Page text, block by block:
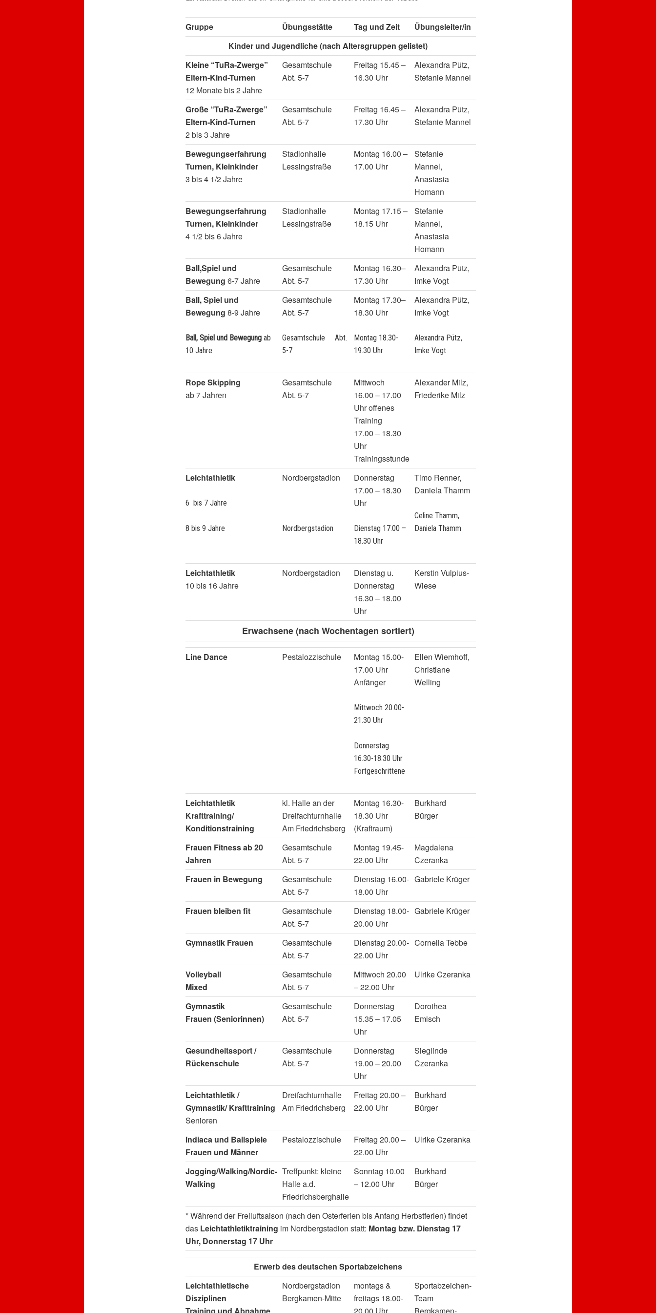
Gruppe Übungsstätte Tag und Zeit
Übungsleiter/in
Kinder und Jugendliche (nach Altersgruppen gelistet)
Kleine “TuRa-Zwerge”
Eltern-Kind-Turnen
12 Monate bis 2 Jahre
Gesamtschule
Abt. 5-7
Freitag 15.45 –
16.30 Uhr
Alexandra Pütz,
Stefanie Mannel
Große “TuRa-Zwerge”
Eltern-Kind-Turnen
2 bis 3 Jahre
Gesamtschule
Abt. 5-7
Freitag 16.45 –
17.30 Uhr
Alexandra Pütz,
Stefanie Mannel
Bewegungserfahrung
Turnen, Kleinkinder
3 bis 4 1/2 Jahre
Stadionhalle
Lessingstraße
Montag 16.00 –
17.00 Uhr
Stefanie
Mannel,
Anastasia
Homann
Bewegungserfahrung
Turnen, Kleinkinder
4 1/2 bis 6 Jahre
Stadionhalle
Lessingstraße
Montag 17.15 –
18.15 Uhr
Stefanie
Mannel,
Anastasia
Homann
Ball,Spiel und
Bewegung 6-7 Jahre
Gesamtschule
Abt. 5-7
Montag 16.30–
17.30 Uhr
Alexandra Pütz,
Imke Vogt
Ball, Spiel und
Bewegung 8-9 Jahre
Ball, Spiel und Bewegungab
10 Jahre
Gesamtschule
Abt. 5-7
Gesamtschule Abt.
5-7
Montag 17.30–
18.30 Uhr
Montag 18.30-
19.30 Uhr
Alexandra Pütz,
Imke Vogt
Alexandra Pütz,
Imke Vogt
Rope Skipping
ab 7 Jahren
Gesamtschule
Abt. 5-7
Mittwoch
16.00 – 17.00
Uhr offenes
Training
17.00 – 18.30
Uhr
Trainingsstunde
Alexander Milz,
Friederike Milz
Leichtathletik
6 bis 7 Jahre
8 bis 9 Jahre
Nordbergstadion
Nordbergstadion
Donnerstag
17.00 – 18.30
Uhr
Dienstag 17.00 –
18.30 Uhr
Timo Renner,
Daniela Thamm
Celine Thamm,
Daniela Thamm
Leichtathletik
10 bis 16 Jahre
Nordbergstadion
Dienstag u.
Donnerstag
16.30 – 18.00
Uhr
Kerstin Vulpius-
Wiese
Erwachsene (nach Wochentagen sortiert)
Line Dance Pestalozzischule
Montag 15.00-
17.00 Uhr
Anfänger
Mittwoch 20.00-
21.30 Uhr
Donnerstag
16.30-18.30 Uhr
Fortgeschrittene
Ellen Wiemhoff,
Christiane
Welling
Leichtathletik
Krafttraining/
Konditionstraining
kl. Halle an der
Dreifachturnhalle
Am Friedrichsberg
Montag 16.30-
18.30 Uhr
(Kraftraum)
Burkhard
Bürger
Frauen Fitnessab 20
Jahren
Gesamtschule
Abt. 5-7
Montag 19.45-
22.00 Uhr
Magdalena
Czeranka
Frauen in Bewegung
Gesamtschule
Abt. 5-7
Dienstag 16.00-
18.00 Uhr
Gabriele Krüger
Frauen bleiben fit
Gesamtschule
Abt. 5-7
Dienstag 18.00-
20.00 Uhr
Gabriele Krüger
Gymnastik Frauen
Gesamtschule
Abt. 5-7
Dienstag 20.00-
22.00 Uhr
Cornelia Tebbe
Volleyball
Mixed
Gesamtschule
Abt. 5-7
Mittwoch 20.00
– 22.00 Uhr
Ulrike Czeranka
Gymnastik
Frauen (Seniorinnen)
Gesamtschule
Abt. 5-7
Donnerstag
15.35 – 17.05
Uhr
Dorothea
Emisch
Gesundheitssport/
Rückenschule
Gesamtschule
Abt. 5-7
Donnerstag
19.00 – 20.00
Uhr
Sieglinde
Czeranka
Leichtathletik /
Gymnastik/ Krafttraining
Senioren
Dreifachturnhalle
Am Friedrichsberg
Freitag 20.00 –
22.00 Uhr
Burkhard
Bürger
Indiaca und Ballspiele
Frauen und Männer
Pestalozzischule
Freitag 20.00 –
22.00 Uhr
Ulrike Czeranka
Jogging/Walking/Nordic-
Walking
Treffpunkt: kleine
Halle a.d.
Friedrichsberghalle
Sonntag 10.00
– 12.00 Uhr
Burkhard
Bürger
* Während der Freiluftsaison (nach den Osterferien bis Anfang Herbstferien) findet
das Leichtathletiktraining im Nordbergstadion statt: Montag bzw. Dienstag 17
Uhr, Donnerstag 17 Uhr
Erwerb des deutschen Sportabzeichens
Leichtathletische
Disziplinen
Training und Abnahme
Nordbergstadion
Bergkamen-Mitte
montags &
freitags 18.00-
20.00 Uhr
Sportabzeichen-
Team
Bergkamen-